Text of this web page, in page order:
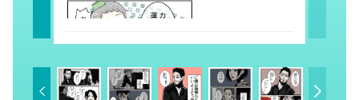
ちゃいました」
「私もやってみ
たい」の声